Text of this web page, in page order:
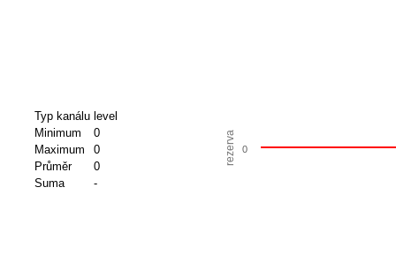
Typ kanálu level
Minimum
0
Maximum
0
Průměr
0
Suma
-
rezerva 0